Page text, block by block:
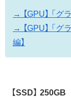
→ 【GPU】 「グ
→ 【GPU】 「
編】
【SSD】 250GB